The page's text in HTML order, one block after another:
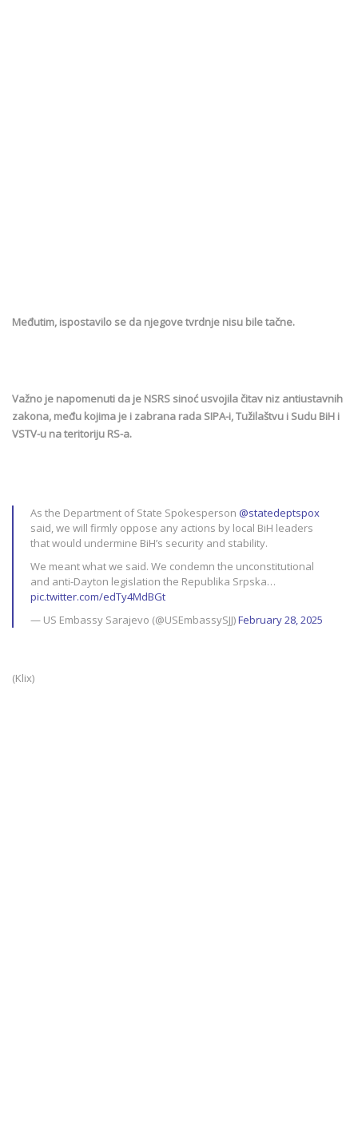
Međutim, ispostavilo se da njegove tvrdnje nisu bile tačne.
Važno je napomenuti da je NSRS sinoć usvojila čitav niz antiustavnih
zakona, među kojima je i zabrana rada SIPA-i, Tužilaštvu i Sudu BiH i
VSTV-u na teritoriju RS-a.
As the Department of State Spokesperson @statedeptspox
said, we will firmly oppose any actions by local BiH leaders
that would undermine BiH’s security and stability.
We meant what we said. We condemn the unconstitutional
and anti-Dayton legislation the Republika Srpska…
pic.twitter.com/edTy4MdBGt
— US Embassy Sarajevo (@USEmbassySJJ)February 28, 2025
(Klix)